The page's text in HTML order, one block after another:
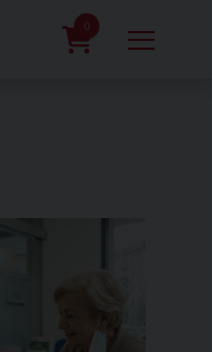
0